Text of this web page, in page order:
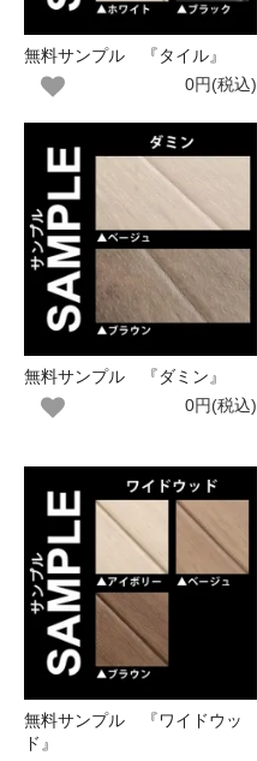
無料サンプル 『タイル』
0円(税込)
無料サンプル 『ダミン』
0円(税込)
無料サンプル 『ワイドウッ
ド』